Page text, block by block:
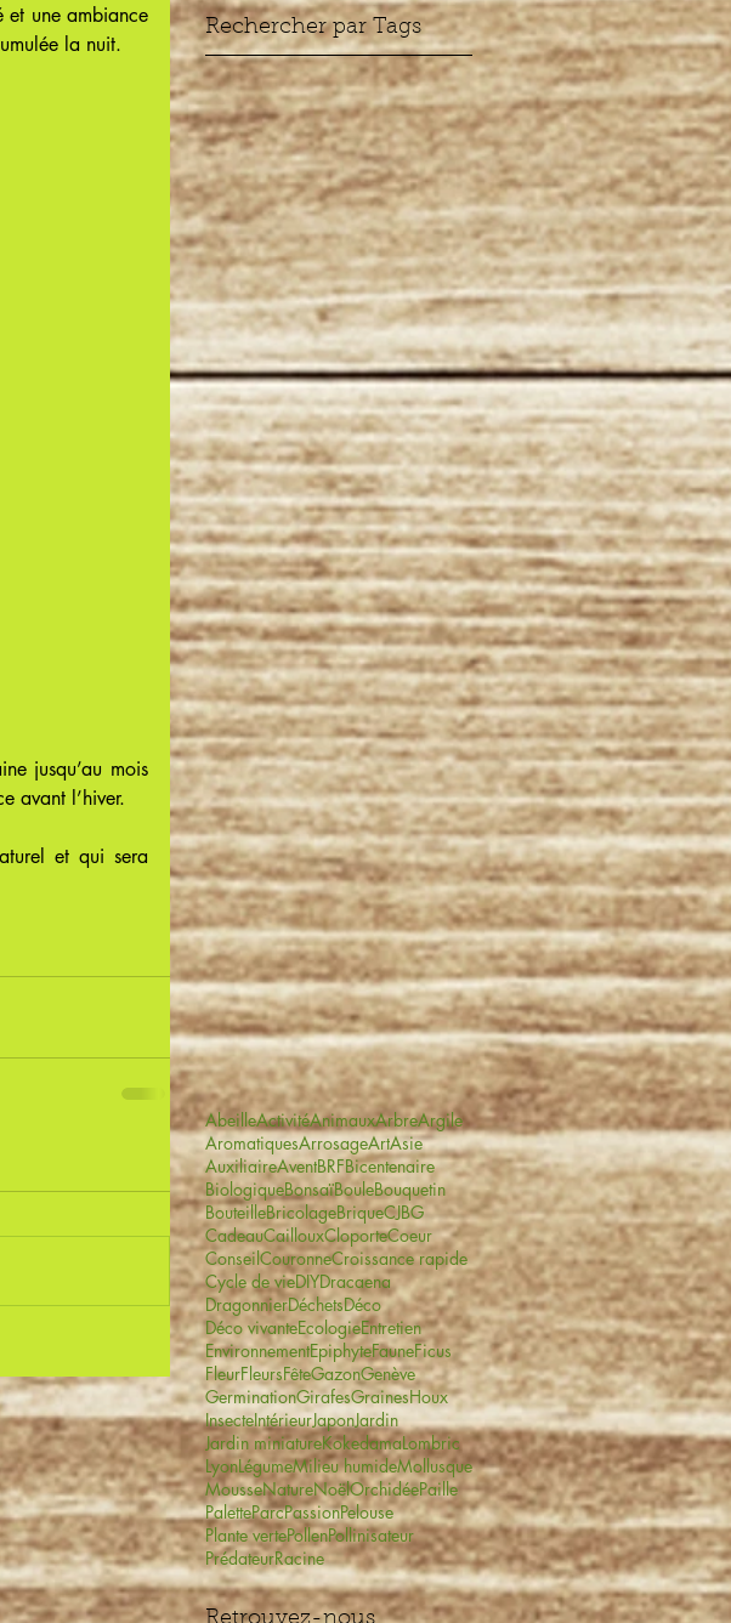
et une ambiance
la nuit.
jusqu’au mois
avant l’hiver.
et qui sera
Rechercher par Tags
AbeilleActivitéAnimauxArbreArgile
AromatiquesArrosageArtAsie
AuxiliaireAventBRFBicentenaire
BiologiqueBonsaïBouleBouquetin
BouteilleBricolageBriqueCJBG
CadeauCaillouxCloporteCoeur
ConseilCouronneCroissance rapide
Cycle de vieDIYDracaena
DragonnierDéchetsDéco
Déco vivanteEcologieEntretien
EnvironnementEpiphyteFauneFicus
FleurFleursFêteGazonGenève
GerminationGirafesGrainesHoux
InsecteIntérieurJaponJardin
Jardin miniatureKokedamaLombric
LyonLégumeMilieu humideMollusque
MousseNatureNoëlOrchidéePaille
PaletteParcPassionPelouse
Plante vertePollenPollinisateur
PrédateurRacine